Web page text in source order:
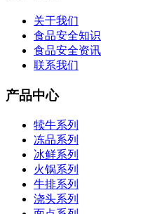
关于我们
食品安全知识
食品安全资讯
联系我们
产品中心
犊牛系列
冻品系列
冰鲜系列
火锅系列
牛排系列
浇头系列